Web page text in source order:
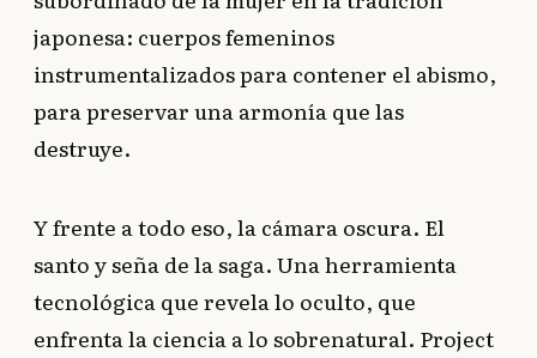
japonesa: cuerpos femeninos
instrumentalizados para contener el abismo,
para preservar una armonía que las
destruye.
Y frente a todo eso, la cámara oscura. El
santo y seña de la saga. Una herramienta
tecnológica que revela lo oculto, que
enfrenta la ciencia a lo sobrenatural. Project